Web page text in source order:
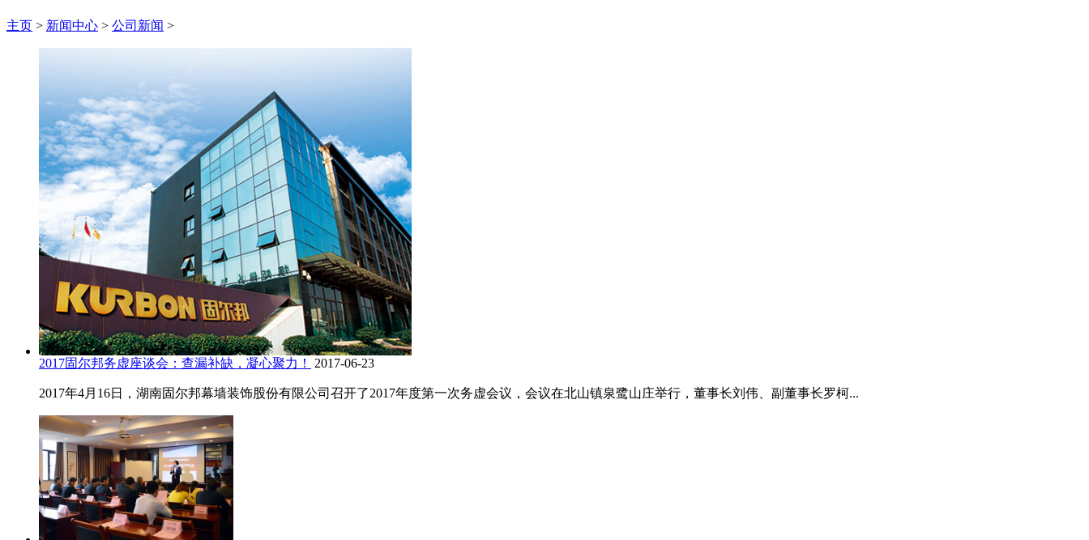
主页 > 新闻中心 > 公司新闻 >
2017固尔邦务虚座谈会：查漏补缺，凝心聚力！ 2017-06-23
2017年4月16日，湖南固尔邦幕墙装饰股份有限公司召开了2017年度第一次务虚会议，会议在北山镇泉鹭山庄举行，董事长刘伟、副董事长罗柯...